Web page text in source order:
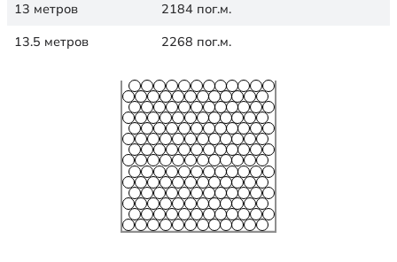
13 метров 2184 пог.м.
13.5 метров 2268 пог.м.